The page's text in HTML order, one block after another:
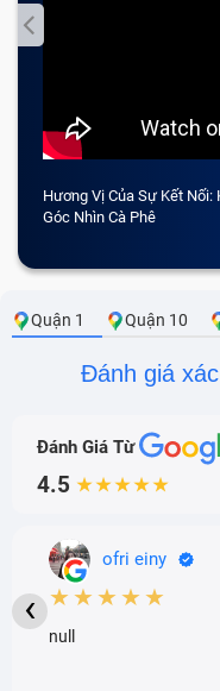
Hương Vị Của Sự Kết
Góc Nhìn Cà Phê
Quận 1 Quận 10
Đánh giá
Đánh Giá Từ
4.5 ★★★★★
ofri einy
★★★★★
null
‹